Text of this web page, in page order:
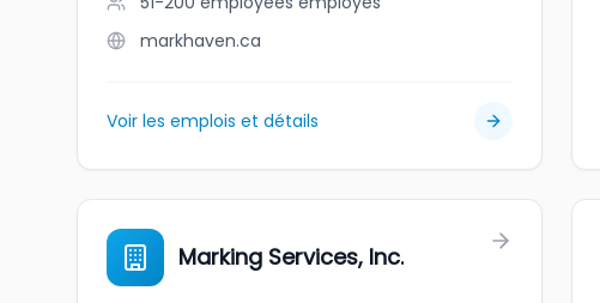
markhaven.ca
Voir les emplois et détails
Marking Services, Inc.